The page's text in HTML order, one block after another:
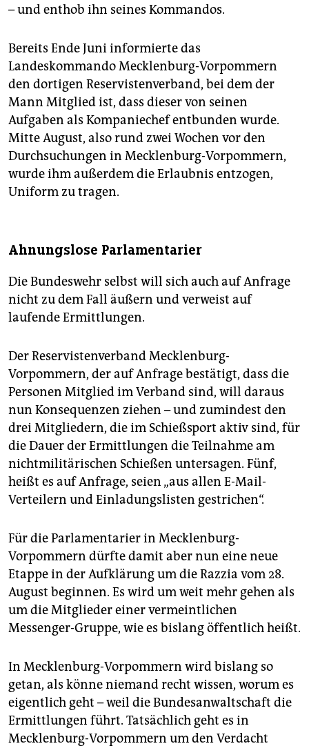
– und enthob ihn seines Kommandos.
Bereits Ende Juni informierte das
Landeskommando Mecklenburg-Vorpommern
den dortigen Reservistenverband, bei dem der
Mann Mitglied ist, dass dieser von seinen
Aufgaben als Kompaniechef entbunden wurde.
Mitte August, also rund zwei Wochen vor den
Durchsuchungen in Mecklenburg-Vorpommern,
wurde ihm außerdem die Erlaubnis entzogen,
Uniform zu tragen.
Ahnungslose Parlamentarier
Die Bundeswehr selbst will sich auch auf Anfrage
nicht zu dem Fall äußern und verweist auf
laufende Ermittlungen.
Der Reservistenverband Mecklenburg-
Vorpommern, der auf Anfrage bestätigt, dass die
Personen Mitglied im Verband sind, will daraus
nun Konsequenzen ziehen – und zumindest den
drei Mitgliedern, die im Schießsport aktiv sind, für
die Dauer der Ermittlungen die Teilnahme am
nichtmilitärischen Schießen untersagen. Fünf,
heißt es auf Anfrage, seien „aus allen E-Mail-
Verteilern und ­Einladungslisten gestrichen“.
Für die Parlamentarier in Mecklenburg-
Vorpommern dürfte damit aber nun eine neue
Etappe in der Aufklärung um die Razzia vom 28.
August beginnen. Es wird um weit mehr gehen als
um die Mitglieder einer vermeintlichen
Messenger-Gruppe, wie es bislang öffentlich heißt.
In Mecklenburg-Vorpommern wird bislang so
getan, als könne niemand recht wissen, worum es
eigentlich geht – weil die Bundesanwaltschaft die
Ermittlungen führt. Tatsächlich geht es in
Mecklenburg-Vorpommern um den Verdacht